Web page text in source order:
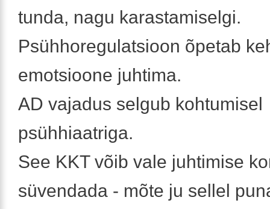
tunda, nagu karastamiselgi.
Psühhoregulatsioon õpetab
emotsioone juhtima.
AD vajadus selgub kohtumisel
psühhiaatriga.
See KKT võib vale juhtimise
süvendada - mõte ju sellel